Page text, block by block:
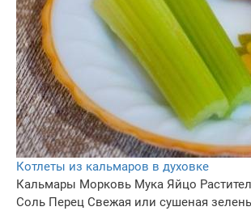
Котлеты из кальмаров в духовке
Кальмары Морковь Мука Яйцо
Соль Перец Свежая или сушеная зелень